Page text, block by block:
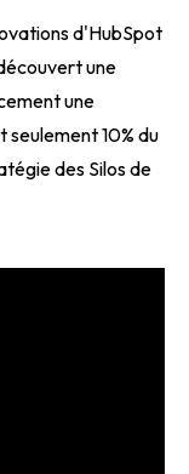
d'HubSpot
une
une
10% du
des Silos de